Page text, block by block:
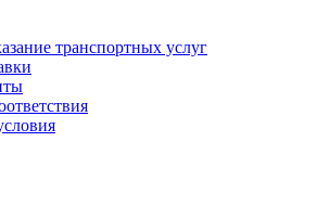
транспортных услуг